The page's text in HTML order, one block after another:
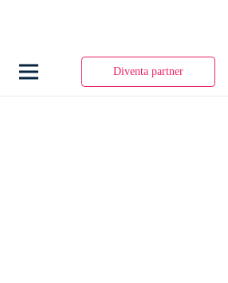
Diventa partner